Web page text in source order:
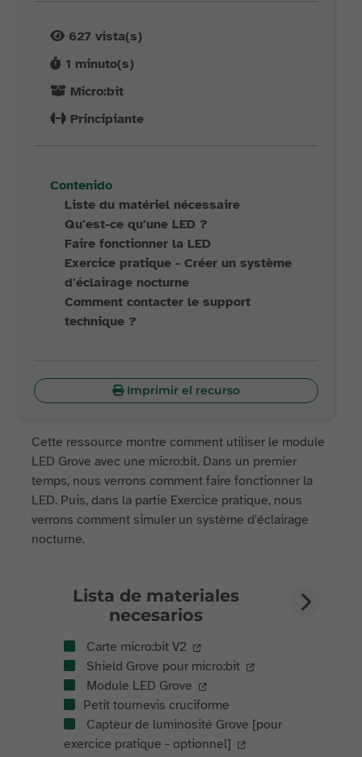
627 vista(s)
1 minuto(s)
Micro:bit
Principiante
Contenido
Liste du matériel nécessaire
Qu'est-ce qu'une LED ?
Faire fonctionner la LED
Exercice pratique - Créer un système
d'éclairage nocturne
Comment contacter le support
technique ?
Imprimir el recurso
Cette ressource montre comment utiliser le module
LED Grove avec une micro:bit. Dans un premier
temps, nous verrons comment faire fonctionner la
LED. Puis, dans la partie Exercice pratique, nous
verrons comment simuler un système d'éclairage
nocturne.
Lista de materiales
necesarios
Carte micro:bit V2
Shield Grove pour micro:bit
Module LED Grove
Petit tournevis cruciforme
Capteur de luminosité Grove [pour
exercice pratique - optionnel]